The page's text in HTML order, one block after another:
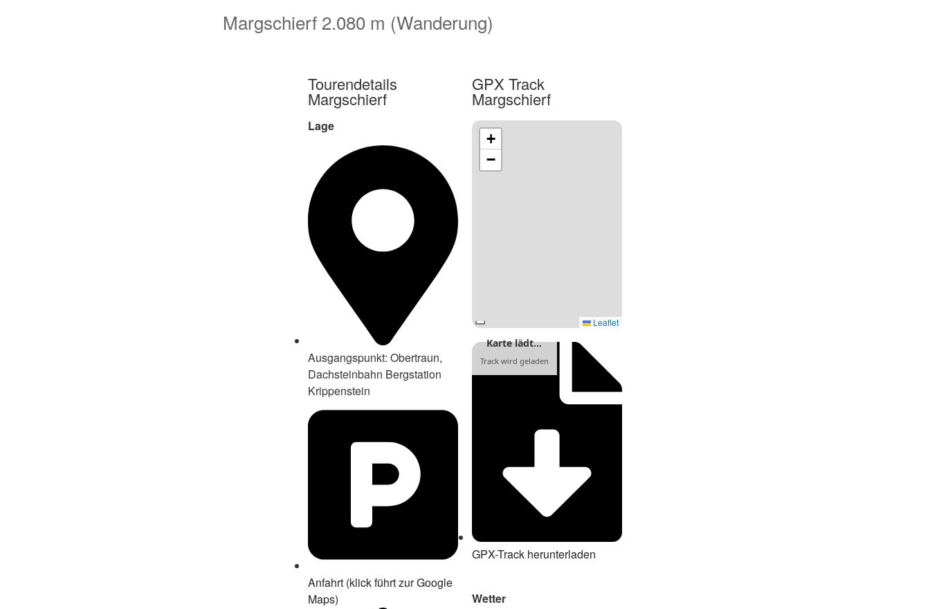
Margschierf 2.080 m (Wanderung)
Tourendetails
Margschierf
Lage
Ausgangspunkt: Obertraun,
Dachsteinbahn Bergstation
Krippenstein
Anfahrt (klick führt zur Google
Maps)
GPX Track
Margschierf
+
−
Leaflet
Karte lädt…
Track wird geladen
GPX-Track herunterladen
Wetter